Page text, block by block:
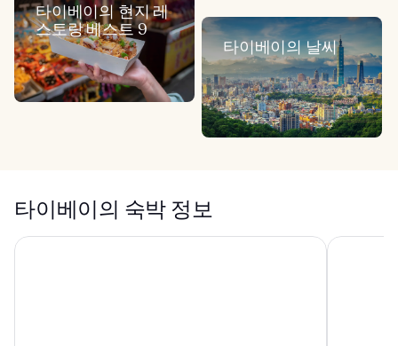
타이베이의 현지 레
스토랑 베스트 9
타이베이의 날씨
타이베이의 숙박 정보
그랜드 호텔 솔라리아